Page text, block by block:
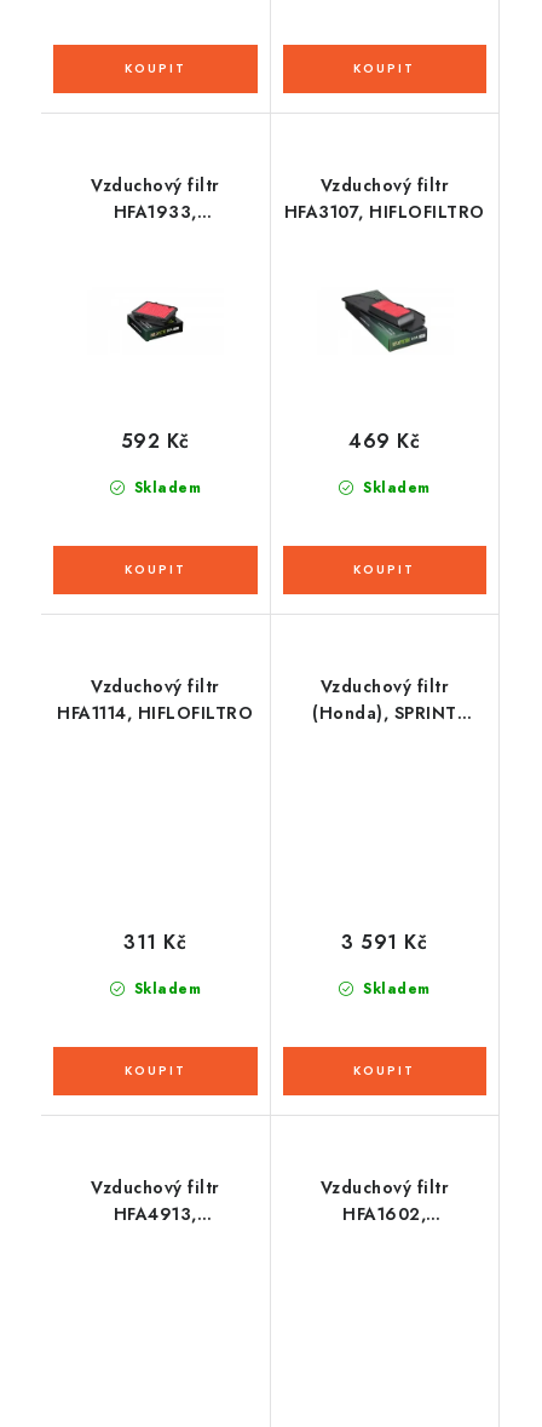
Vzduchový filtr
HFA1933,
Skladem
592 Kč
Vzduchový filtr
HFA3107, HIFLOFILTRO
Skladem
469 Kč
Vzduchový filtr
HFA1114, HIFLOFILTRO
Skladem
311 Kč
Vzduchový filtr
(Honda), SPRINT
Skladem
3 591 Kč
Vzduchový filtr
HFA4913,
Vzduchový filtr
HFA1602,